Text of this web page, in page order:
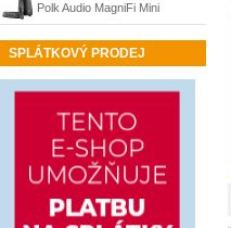
Polk Audio MagniFi Mini
SPLÁTKOVÝ PRODEJ